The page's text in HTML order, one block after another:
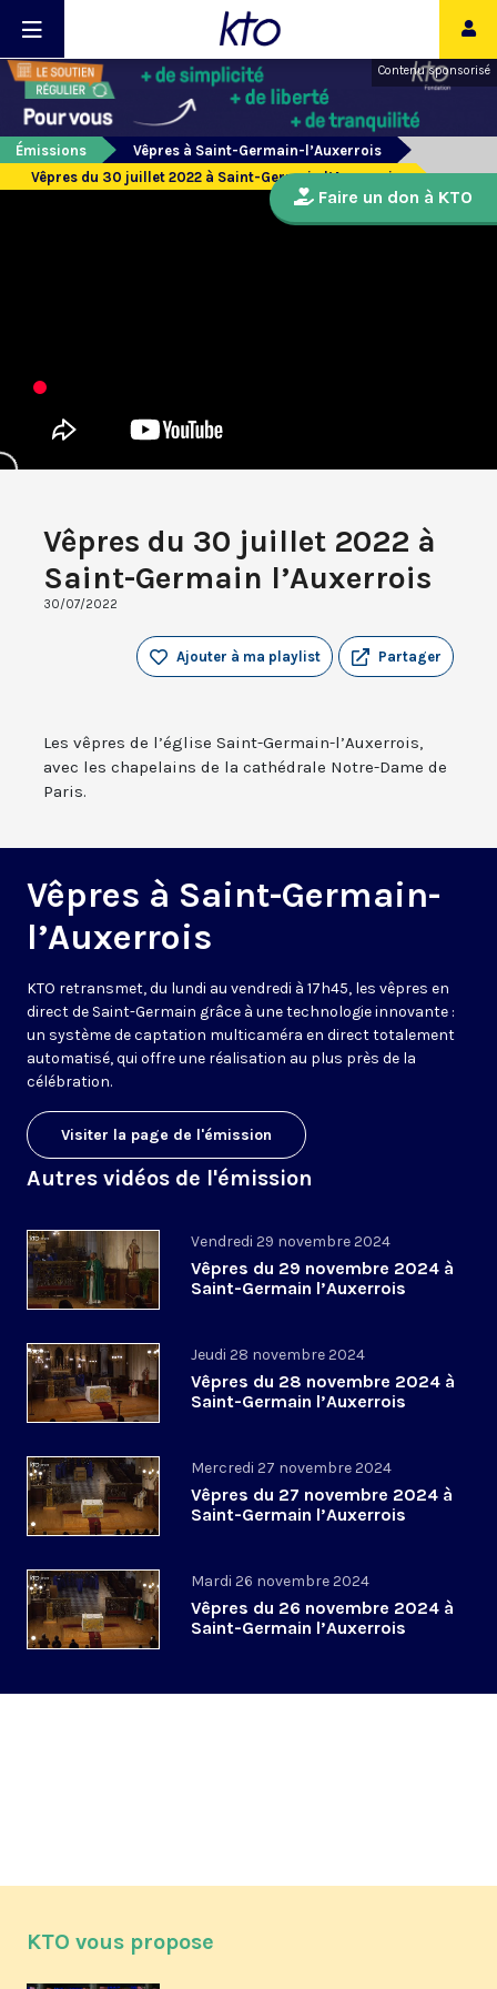
Contenu sponsorisé
Émissions
Vêpres à Saint-Germain-l’Auxerrois
Vêpres du 30 juillet 2022 à Saint-Germain l’Auxerrois
Vêpres du 30 juillet 2022 à
Saint-Germain l’Auxerrois
30/07/2022
Partager
Ajouter à ma playlist
Les vêpres de l’église Saint-Germain-l’Auxerrois,
avec les chapelains de la cathédrale Notre-Dame de
Paris.
Vêpres à Saint-Germain-
l’Auxerrois
KTO retransmet, du lundi au vendredi à 17h45, les vêpres en
direct de Saint-Germain grâce à une technologie innovante :
un système de captation multicaméra en direct totalement
automatisé, qui offre une réalisation au plus près de la
célébration.
Visiter la page de l'émission
Autres vidéos de l'émission
Vendredi 29 novembre 2024
Vêpres du 29 novembre 2024 à
Saint-Germain l’Auxerrois
Jeudi 28 novembre 2024
Vêpres du 28 novembre 2024 à
Saint-Germain l’Auxerrois
Mercredi 27 novembre 2024
Vêpres du 27 novembre 2024 à
Saint-Germain l’Auxerrois
Mardi 26 novembre 2024
Vêpres du 26 novembre 2024 à
Saint-Germain l’Auxerrois
Faire un don à KTO
KTO vous propose